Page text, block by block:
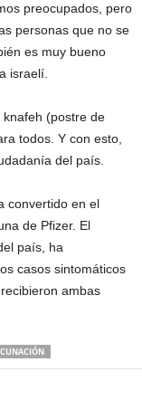
preocupados, pero
personas que no se
es muy bueno
israelí.
(postre de
todos. Y con esto,
del país.
convertido en el
de Pfizer. El
país, ha
casos sintomáticos
ambas